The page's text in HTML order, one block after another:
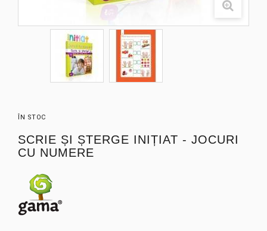
ÎN STOC
SCRIE ȘI ȘTERGE INIȚIAT - JOCURI
CU NUMERE